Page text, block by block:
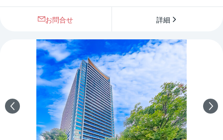
お問合せ 詳細